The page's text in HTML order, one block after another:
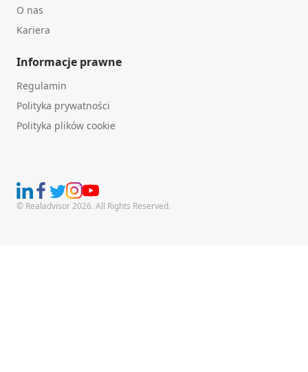
O nas
Kariera
Informacje prawne
Regulamin
Polityka prywatności
Polityka plików cookie
© Realadvisor 2026. All Rights Reserved.